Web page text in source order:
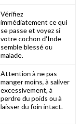
Vérifiez
immédiatement ce qui
se passe et voyez si
votre cochon d'Inde
semble blessé ou
malade.
Attention à ne pas
manger moins, à saliver
excessivement, à
perdre du poids ou à
laisser du foin intact.